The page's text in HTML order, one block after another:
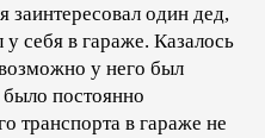
заинтересовал один дед,
себя в гараже. Казалось
у него был
постоянно
транспорта в гараже не